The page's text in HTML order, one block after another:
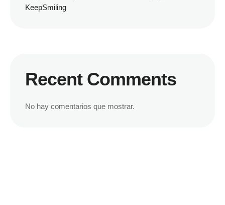
KeepSmiling
Recent Comments
No hay comentarios que mostrar.